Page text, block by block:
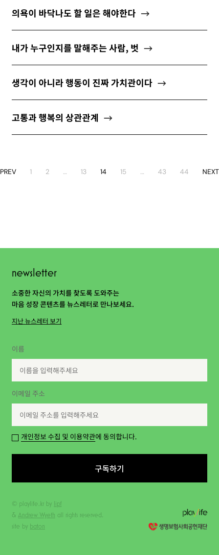
의욕이 바닥나도 할 일은 해야한다
내가 누구인지를 말해주는 사람, 벗
생각이 아니라 행동이 진짜 가치관이다
고통과 행복의 상관관계
PREV 1 2 … 13 14 15 … 43 44 NEXT
newsletter
소중한 자신의 가치를 찾도록 도와주는
마음 성장 콘텐츠를 뉴스레터로 만나보세요.
지난 뉴스레터 보기
이름
이메일 주소
개인정보 수집 및 이용약관에 동의합니다.
구독하기
© playlife.kr by lipf
& Andrew Wyeth all rights reserved.
site by baton